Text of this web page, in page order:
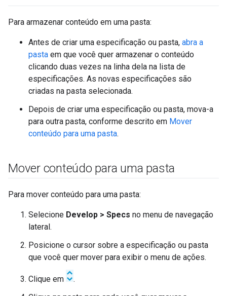
Para armazenar conteúdo em uma pasta:
Antes de criar uma especificação ou pasta, abra a
pasta em que você quer armazenar o conteúdo
clicando duas vezes na linha dela na lista de
especificações. As novas especificações são
criadas na pasta selecionada.
Depois de criar uma especificação ou pasta, mova-a
para outra pasta, conforme descrito em Mover
conteúdo para uma pasta.
Mover conteúdo para uma pasta
Para mover conteúdo para uma pasta:
Selecione Develop > Specs no menu de navegação
lateral.
Posicione o cursor sobre a especificação ou pasta
que você quer mover para exibir o menu de ações.
Clique em
.